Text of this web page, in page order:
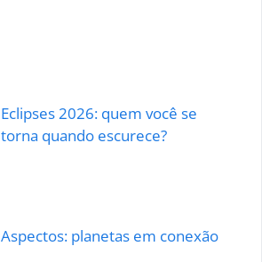
Eclipses 2026: quem você se
torna quando escurece?
Aspectos: planetas em conexão